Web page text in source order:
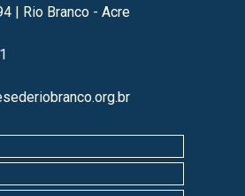
| Rio Branco - Acre